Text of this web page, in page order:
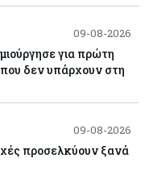
09-08-2026
για πρώτη
που δεν υπάρχουν στη
09-08-2026
προσελκύουν ξανά